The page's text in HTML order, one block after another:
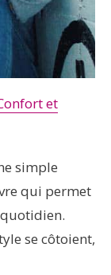
et
simple
qui permet
se côtoient,